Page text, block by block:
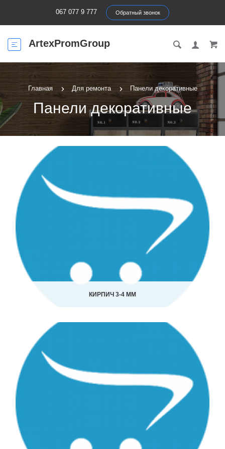
067 077 9 777 Обратный звонок
ArtexPromGroup
Главная Для ремонта Панели декоративные
Панели декоративные
КИРПИЧ 3-4 ММ